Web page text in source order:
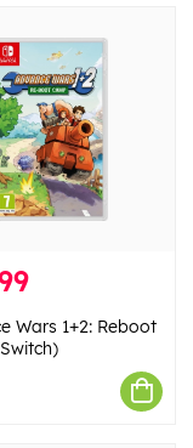
Wars 1+2: Reboot